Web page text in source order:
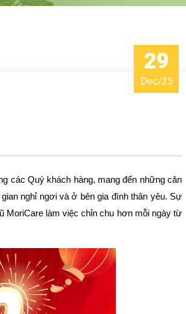
29
Dec/25
các Quý khách hàng, mang đến những căn
nghỉ ngơi và ở bên gia đình thân yêu. Sự
MoriCare làm việc chỉn chu hơn mỗi ngày từ